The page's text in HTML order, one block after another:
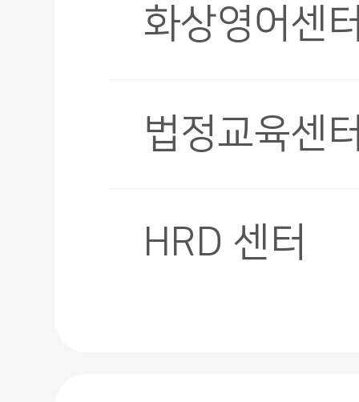
화상영어센
법정교육센
HRD 센터